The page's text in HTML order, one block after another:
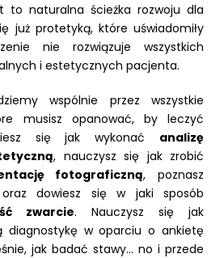
to naturalna ścieżka rozwoju dla
już protetyką, które uświadomiły
nie rozwiązuje wszystkich
i estetycznych pacjenta.
wspólnie przez wszystkie
musisz opanować, by leczyć
się jak wykonać analizę
, nauczysz się jak zrobić
fotograficzną, poznasz
oraz dowiesz się w jaki sposób
zwarcie. Nauczysz się jak
diagnostykę w oparciu o ankietę
jak badać stawy… no i przede